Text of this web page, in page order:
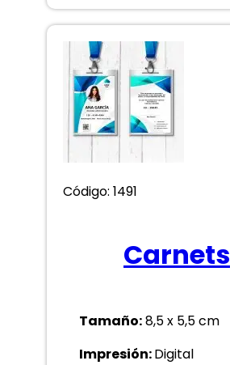
Código: 1491
Carnets
Tamaño:8,5 x 5,5 cm
Impresión:Digital